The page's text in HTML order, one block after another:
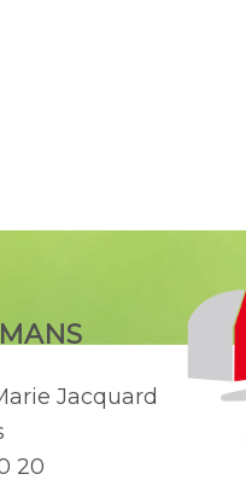
Jacquard
20